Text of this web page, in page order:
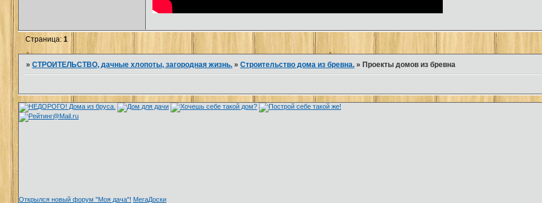
Страница:1
»СТРОИТЕЛЬСТВО, дачные хлопоты, загородная жизнь. »Строительство дома из бревна. »Проекты домов из бревна
Открылся новый форум "Моя дача"! МегаДоски